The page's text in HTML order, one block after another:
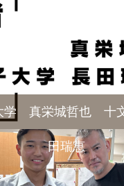
学 真栄城哲也 十
田瑞恵